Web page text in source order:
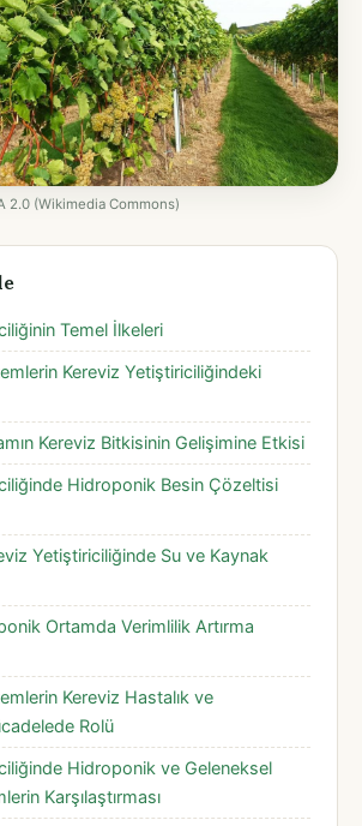
2.0 (Wikimedia Commons)
Temel İlkeleri
Kereviz Yetiştiriciliğindeki
Kereviz Bitkisinin Gelişimine Etkisi
Hidroponik Besin Çözeltisi
Yetiştiriciliğinde Su ve Kaynak
Ortamda Verimlilik Artırma
Kereviz Hastalık ve
Rolü
Hidroponik ve Geleneksel
Karşılaştırması